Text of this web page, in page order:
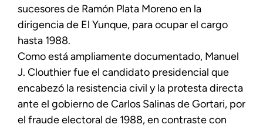
sucesores de Ramón Plata Moreno en la
dirigencia de El Yunque, para ocupar el cargo
hasta 1988.
Como está ampliamente documentado, Manuel
J. Clouthier fue el candidato presidencial que
encabezó la resistencia civil y la protesta directa
ante el gobierno de Carlos Salinas de Gortari, por
el fraude electoral de 1988, en contraste con